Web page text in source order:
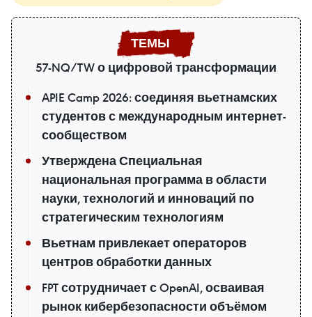
57-NQ/TW о цифровой трансформации
APIE Camp 2026: соединяя вьетнамских
студентов с международным интернет-
сообществом
Утверждена Специальная
национальная программа в области
науки, технологий и инноваций по
стратегическим технологиям
Вьетнам привлекает операторов
центров обработки данных
FPT сотрудничает с OpenAI, осваивая
рынок кибербезопасности объёмом